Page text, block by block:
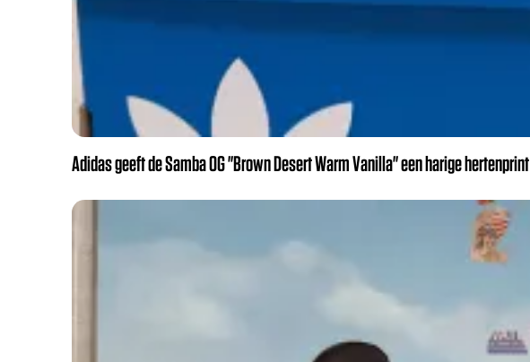
Adidas geeft de Samba OG "Brown Desert Warm Vanilla" een harige hertenprint